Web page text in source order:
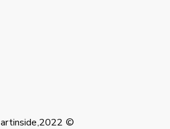
artinside,2022 ©